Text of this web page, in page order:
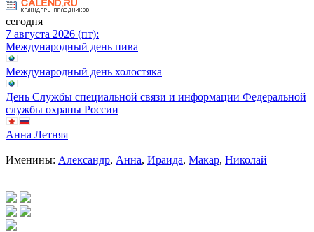
сегодня
7 августа 2026 (пт):
Международный день пива
Международный день холостяка
День Службы специальной связи и информации Федеральной
службы охраны России
Анна Летняя
Именины: Александр, Анна, Ираида, Макар, Николай